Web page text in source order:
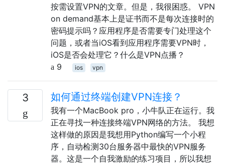
按需设置VPN的文章。但是，我很困惑。 VPN
on demand基本上是证书而不是每次连接时的
密码提示吗？应用程序是否需要专门处理这个
问题，或者当iOS看到应用程序需要VPN时，
iOS是否会处理它？什么是VPN点播？
9
ios vpn
3 如何通过终端创建VPN连接？
我有一个MacBook pro，小牛队正在运行。我
正在寻找一种连接终端VPN网络的方法。 我想
这样做的原因是我想用Python编写一个小程
序，自动检测30台服务器中最快的VPN服务
器。这是一个自我激励的练习项目，所以我想